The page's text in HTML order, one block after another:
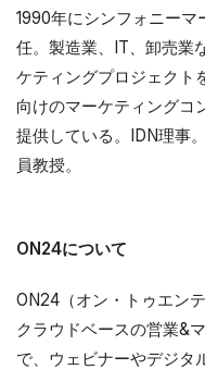
1990年にシンフォニー
任。製造業、IT、卸売業
ケティングプロジェクト
向けのマーケティングコ
提供している。IDN理事
員教授。
ON24について
ON24（オン・トゥエン
クラウドベースの営業&
で、ウェビナーやデジタ